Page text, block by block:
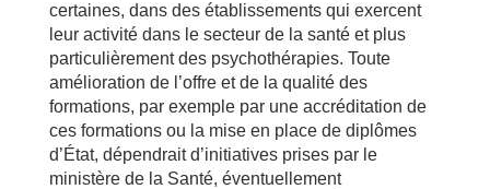
certaines, dans des établissements qui exercent
leur activité dans le secteur de la santé et plus
particulièrement des psychothérapies. Toute
amélioration de l’offre et de la qualité des
formations, par exemple par une accréditation de
ces formations ou la mise en place de diplômes
d’État, dépendrait d’initiatives prises par le
ministère de la Santé, éventuellement